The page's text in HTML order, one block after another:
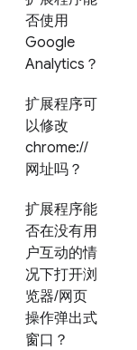
否使用
Google
Analytics？
扩展程序可
以修改
chrome://
网址吗？
扩展程序能
否在没有用
户互动的情
况下打开浏
览器/网页
操作弹出式
窗口？